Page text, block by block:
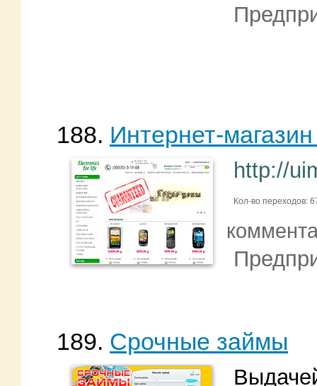
188. Интернет-
http://
Кол-во переходов:
189. Срочные займы